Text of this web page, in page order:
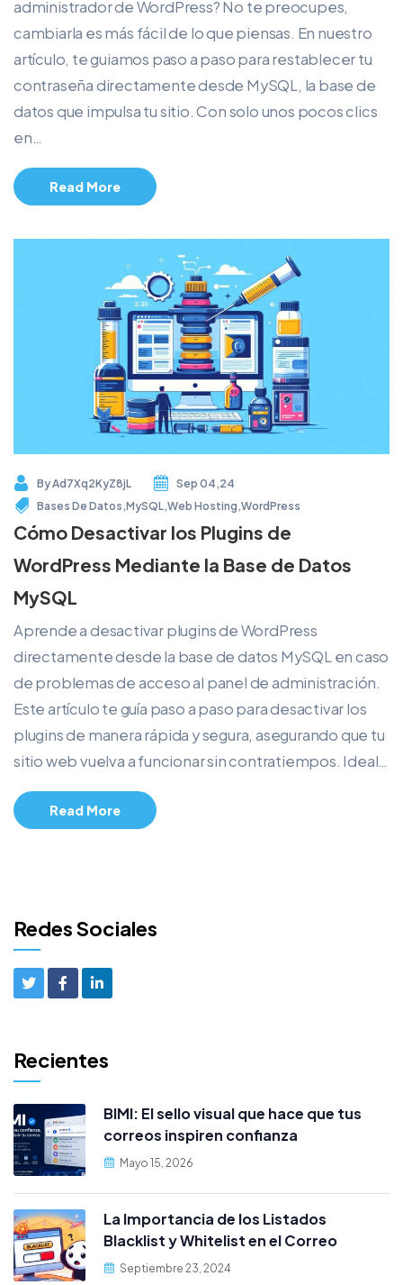
administrador de WordPress? No te preocupes,
cambiarla es más fácil de lo que piensas. En nuestro
artículo, te guiamos paso a paso para restablecer tu
contraseña directamente desde MySQL, la base de
datos que impulsa tu sitio. Con solo unos pocos clics
en…
Read More
ByAd7Xq2KyZ8jL
Sep 04,24
Bases De Datos ,MySQL,Web Hosting ,WordPress
Cómo Desactivar los Plugins de
WordPress Mediante la Base de Datos
MySQL
Aprende a desactivar plugins de WordPress
directamente desde la base de datos MySQL en caso
de problemas de acceso al panel de administración.
Este artículo te guía paso a paso para desactivar los
plugins de manera rápida y segura, asegurando que tu
sitio web vuelva a funcionar sin contratiempos. Ideal…
Read More
Redes Sociales
Recientes
BIMI: El sello visual que hace que tus
correos inspiren confianza
Mayo 15, 2026
La Importancia de los Listados
Blacklist y Whitelist en el Correo
Electrónico cPanel
Septiembre 23, 2024